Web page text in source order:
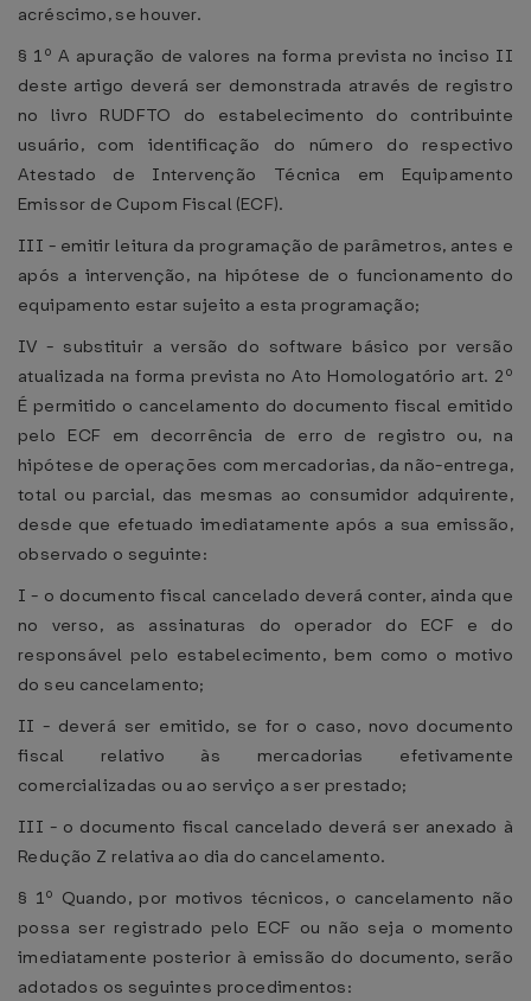
acréscimo, se houver.
§ 1º A apuração de valores na forma prevista no inciso II
deste artigo deverá ser demonstrada através de registro
no livro RUDFTO do estabelecimento do contribuinte
usuário, com identificação do número do respectivo
Atestado de Intervenção Técnica em Equipamento
Emissor de Cupom Fiscal (ECF).
III - emitir leitura da programação de parâmetros, antes e
após a intervenção, na hipótese de o funcionamento do
equipamento estar sujeito a esta programação;
IV - substituir a versão do software básico por versão
atualizada na forma prevista no Ato Homologatório art. 2º
É permitido o cancelamento do documento fiscal emitido
pelo ECF em decorrência de erro de registro ou, na
hipótese de operações com mercadorias, da não-entrega,
total ou parcial, das mesmas ao consumidor adquirente,
desde que efetuado imediatamente após a sua emissão,
observado o seguinte:
I - o documento fiscal cancelado deverá conter, ainda que
no verso, as assinaturas do operador do ECF e do
responsável pelo estabelecimento, bem como o motivo
do seu cancelamento;
II - deverá ser emitido, se for o caso, novo documento
fiscal relativo às mercadorias efetivamente
comercializadas ou ao serviço a ser prestado;
III - o documento fiscal cancelado deverá ser anexado à
Redução Z relativa ao dia do cancelamento.
§ 1º Quando, por motivos técnicos, o cancelamento não
possa ser registrado pelo ECF ou não seja o momento
imediatamente posterior à emissão do documento, serão
adotados os seguintes procedimentos: